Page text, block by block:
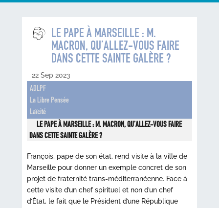
LE PAPE À MARSEILLE : M.
MACRON, QU’ALLEZ-VOUS FAIRE
DANS CETTE SAINTE GALÈRE ?
22 Sep 2023
ADLPF
La Libre Pensée
Laïcité
LE PAPE À MARSEILLE : M. MACRON, QU’ALLEZ-VOUS FAIRE
DANS CETTE SAINTE GALÈRE ?
François, pape de son état, rend visite à la ville de
Marseille pour donner un exemple concret de son
projet de fraternité trans-méditerranéenne. Face à
cette visite d’un chef spirituel et non d’un chef
d’État, le fait que le Président d’une République